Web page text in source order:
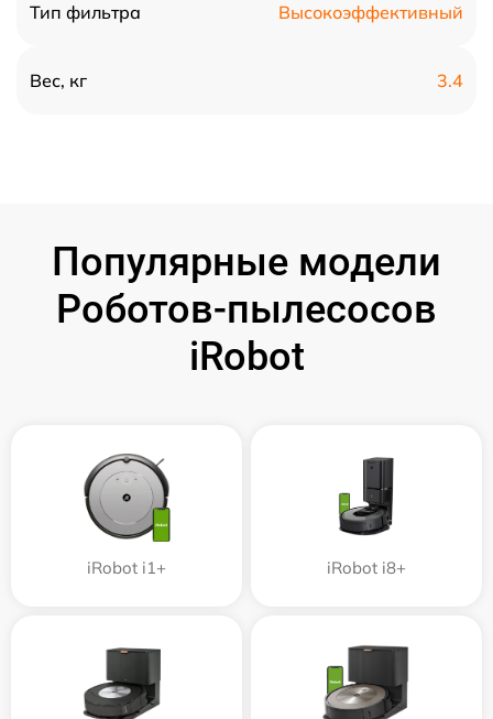
Тип фильтра Высокоэффективный
Вес, кг 3.4
Популярные модели
Роботов-пылесосов
iRobot
iRobot i1+ iRobot i8+